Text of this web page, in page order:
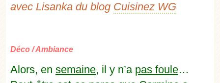
avec Lisanka du blog Cuisinez WG
Déco / Ambiance
Alors, en semaine, il y n’a pas foule…